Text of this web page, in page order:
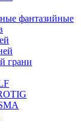
фантазийные
грани